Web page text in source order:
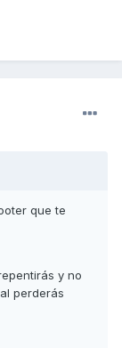
que te
y no
perderás